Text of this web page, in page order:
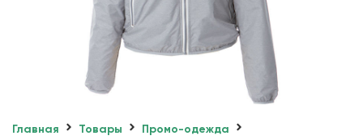
Главная Товары
Промо-одежда